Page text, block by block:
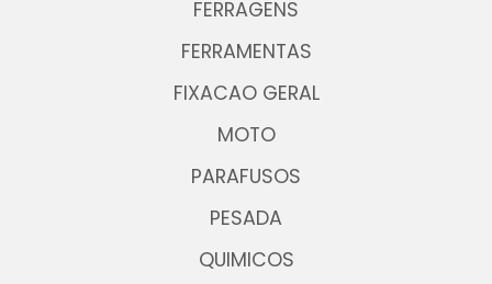
FERRAGENS
FERRAMENTAS
FIXACAO GERAL
MOTO
PARAFUSOS
PESADA
QUIMICOS